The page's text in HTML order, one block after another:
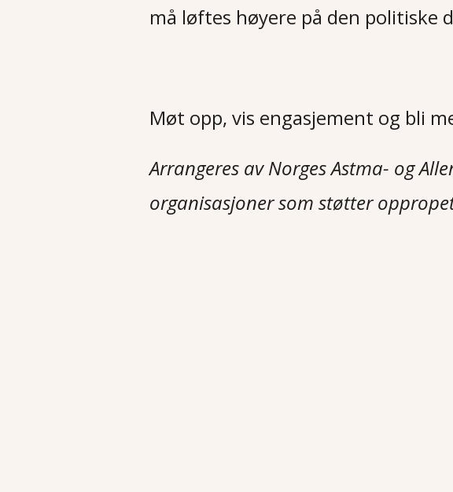
må løftes høyere på den politiske
Møt opp, vis engasjement og bli
Arrangeres av Norges Astma- og
organisasjoner som støtter